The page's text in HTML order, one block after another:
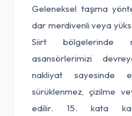
Geleneksel taşıma
dar merdivenli veya
Siirt bölgelerinde
asansörlerimizi
nakliyat sayesinde
sürüklenmez, çizilme
edilir. 15. kata